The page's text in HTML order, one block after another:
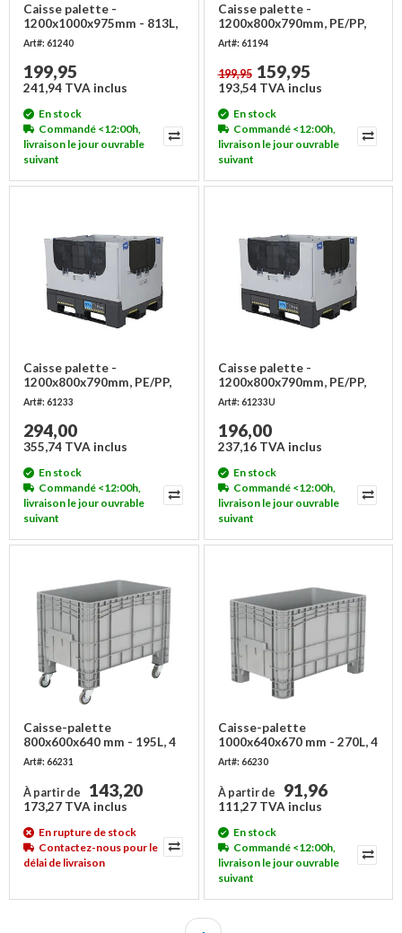
Caisse palette -
1200x1000x975mm - 813L,
pliable
Art#: 61240
199,95
241,94 TVA inclus
En stock
Commandé <12:00h,
livraison le jour ouvrable
suivant
Caisse palette -
1200x800x790mm, PE/PP,
pliable
Art#: 61194
199,95 159,95
193,54 TVA inclus
En stock
Commandé <12:00h,
livraison le jour ouvrable
suivant
Caisse palette -
1200x800x790mm, PE/PP,
pliable - Copy
Art#: 61233
294,00
355,74 TVA inclus
En stock
Commandé <12:00h,
livraison le jour ouvrable
suivant
Caisse palette -
1200x800x790mm, PE/PP,
pliable - Copy - Copy
Art#: 61233U
196,00
237,16 TVA inclus
En stock
Commandé <12:00h,
livraison le jour ouvrable
suivant
Caisse-palette
800x600x640 mm - 195L, 4
roues - Copy
Art#: 66231
À partir de 143,20
173,27 TVA inclus
En rupture de stock
Contactez-nous pour le
délai de livraison
Caisse-palette
1000x640x670 mm - 270L, 4
pieds
Art#: 66230
À partir de 91,96
111,27 TVA inclus
En stock
Commandé <12:00h,
livraison le jour ouvrable
suivant